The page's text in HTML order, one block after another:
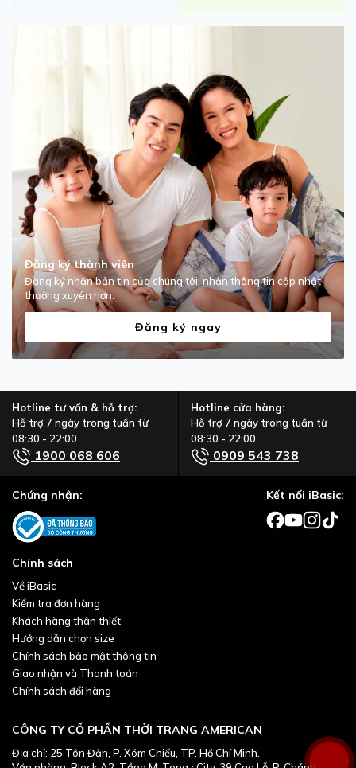
Đăng ký thành viên
Đăng ký nhận bản tin của chúng tôi, nhận thông tin cập nhật
thường xuyên hơn.
Đăng ký ngay
Hotline tư vấn & hỗ trợ:
Hỗ trợ 7 ngày trong tuần từ
08:30 - 22:00
1900 068 606
Hotline cửa hàng:
Hỗ trợ 7 ngày trong tuần từ
08:30 - 22:00
0909 543 738
CÔNG TY CỔ PHẦN THỜI TRANG AMERICAN
Địa chỉ: 25 Tôn Đản, P. Xóm Chiếu, TP. Hồ Chí Minh.
Chính sách
Về iBasic
Kiểm tra đơn hàng
Khách hàng thân thiết
Hướng dẫn chọn size
Chính sách bảo mật thông tin
Giao nhận và Thanh toán
Chính sách đổi hàng
Chứng nhận: Kết nối iBasic: